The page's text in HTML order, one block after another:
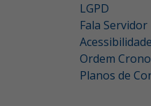
LGPD
Fala Servidor
Acessibilidade
Ordem
Planos de